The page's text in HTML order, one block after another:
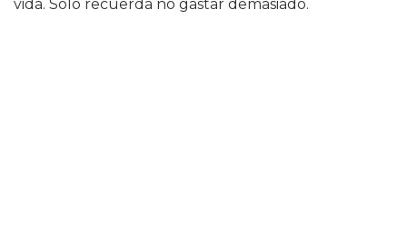
vida. Solo recuerda no gastar demasiado.